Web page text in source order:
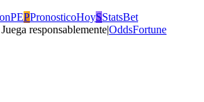
PPronosticoHoySStatsBet
responsablemente|OddsFortune